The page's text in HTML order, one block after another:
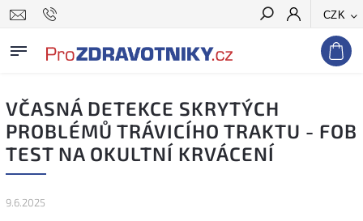
CZK
Hledat
VČASNÁ DETEKCE SKRYTÝCH
PROBLÉMŮ TRÁVICÍHO TRAKTU - FOB
TEST NA OKULTNÍ KRVÁCENÍ
9.6.2025